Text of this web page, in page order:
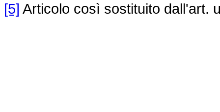
[5] Articolo così sostituito dall'art.